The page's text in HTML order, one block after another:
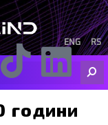
RS
ENG
I
c
L
i
години